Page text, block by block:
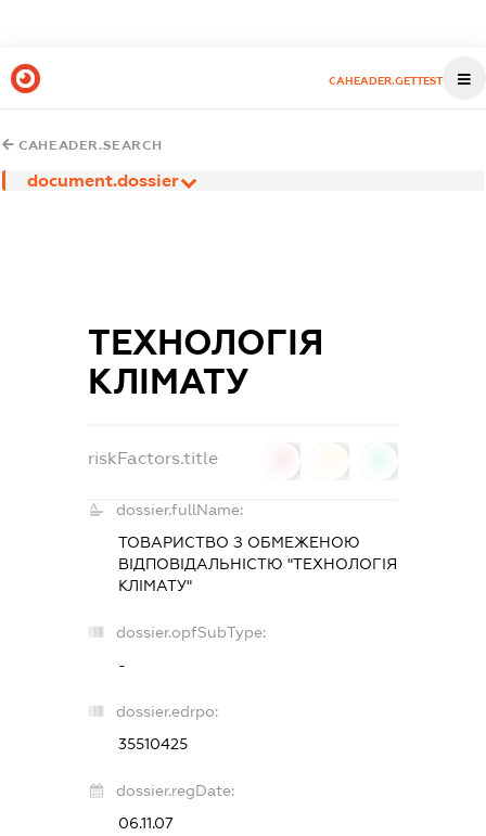
CAHEADER.GETTEST
CAHEADER.SEARCH
document.dossier
ТЕХНОЛОГІЯ
КЛІМАТУ
riskFactors.title
dossier.fullName:
ТОВАРИСТВО З ОБМЕЖЕНОЮ
ВІДПОВІДАЛЬНІСТЮ "ТЕХНОЛОГІЯ
КЛІМАТУ"
dossier.opfSubType:
-
dossier.edrpo:
35510425
dossier.regDate:
06.11.07